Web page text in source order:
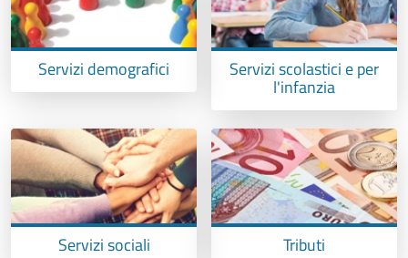
Servizi demografici Servizi scolastici e per
l'infanzia
Servizi sociali Tributi